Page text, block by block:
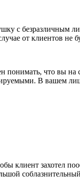
с безразличным
от клиентов не
что вы на
В вашем
клиент захотел